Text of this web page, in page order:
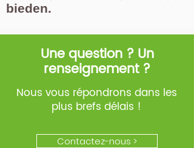
bieden.
Une question ? Un
renseignement ?
Nous vous répondrons dans les
plus brefs délais !
Contactez-nous >